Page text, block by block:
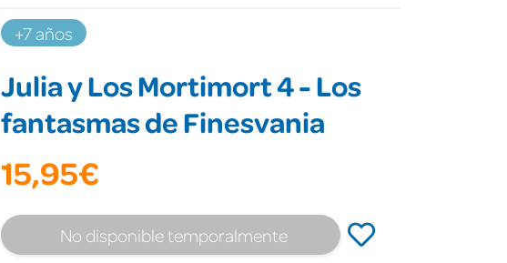
+7 años
Julia y Los Mortimort 4 - Los
fantasmas de Finesvania
15,95€
No disponible temporalmente